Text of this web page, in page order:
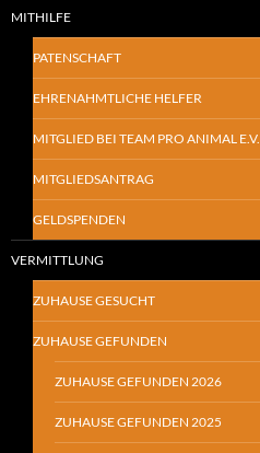
MITHILFE
PATENSCHAFT
EHRENAHMTLICHE HELFER
MITGLIED BEI TEAM PRO ANIMAL E.V.
MITGLIEDSANTRAG
GELDSPENDEN
VERMITTLUNG
ZUHAUSE GESUCHT
ZUHAUSE GEFUNDEN
ZUHAUSE GEFUNDEN 2026
ZUHAUSE GEFUNDEN 2025